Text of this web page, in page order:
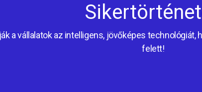
a vállalatok az intelligens, jövőképes
felett!